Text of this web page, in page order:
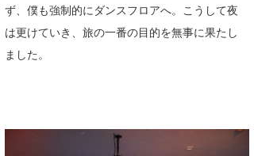
ず、僕も強制的にダンスフロアへ。こうして夜
は更けていき、旅の一番の目的を無事に果たし
ました。